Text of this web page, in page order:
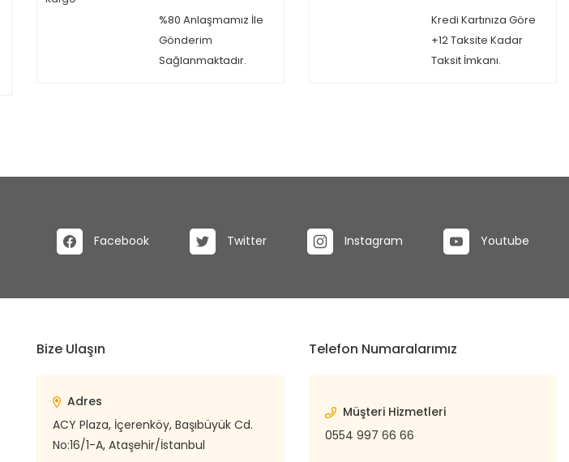
%80 Anlaşmamız İle
Gönderim
Sağlanmaktadır.
Kredi Kartınıza Göre
+12 Taksite Kadar
Taksit İmkanı.
Facebook Twitter Instagram Youtube
Bize Ulaşın
Adres
ACY Plaza, İçerenköy, Başıbüyük Cd.
No:16/1-A, Ataşehir/İstanbul
Telefon Numaralarımız
Müşteri Hizmetleri
0554 997 66 66